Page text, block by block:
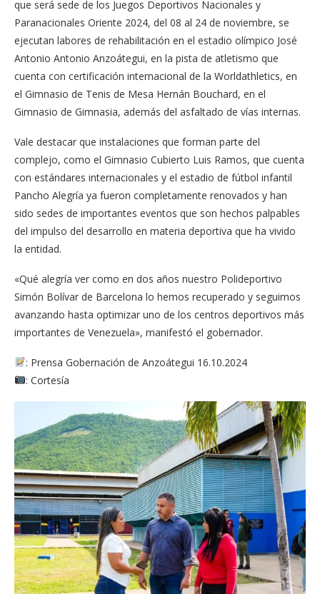
que será sede de los Juegos Deportivos Nacionales y
Paranacionales Oriente 2024, del 08 al 24 de noviembre, se
ejecutan labores de rehabilitación en el estadio olímpico José
Antonio Antonio Anzoátegui, en la pista de atletismo que
cuenta con certificación internacional de la Worldathletics, en
el Gimnasio de Tenis de Mesa Hernán Bouchard, en el
Gimnasio de Gimnasia, además del asfaltado de vías internas.
Vale destacar que instalaciones que forman parte del
complejo, como el Gimnasio Cubierto Luis Ramos, que cuenta
con estándares internacionales y el estadio de fútbol infantil
Pancho Alegría ya fueron completamente renovados y han
sido sedes de importantes eventos que son hechos palpables
del impulso del desarrollo en materia deportiva que ha vivido
la entidad.
«Qué alegría ver como en dos años nuestro Polideportivo
Simón Bolívar de Barcelona lo hemos recuperado y seguimos
avanzando hasta optimizar uno de los centros deportivos más
importantes de Venezuela», manifestó el gobernador.
: Prensa Gobernación de Anzoátegui 16.10.2024
: Cortesía